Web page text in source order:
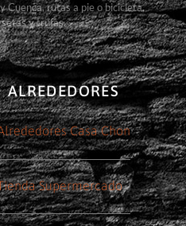
Cuenca, rutas a pie o bicicleta,
y trufas.
ALREDEDORES
Casa Chon
Supermercado